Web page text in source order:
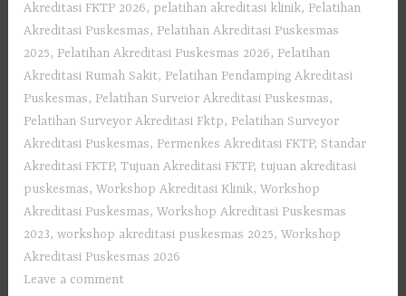
Akreditasi FKTP 2026, pelatihan akreditasi klinik, Pelatihan
Akreditasi Puskesmas, Pelatihan Akreditasi Puskesmas
2025, Pelatihan Akreditasi Puskesmas 2026, Pelatihan
Akreditasi Rumah Sakit, Pelatihan Pendamping Akreditasi
Puskesmas, Pelatihan Surveior Akreditasi Puskesmas,
Pelatihan Surveyor Akreditasi Fktp, Pelatihan Surveyor
Akreditasi Puskesmas, Permenkes Akreditasi FKTP, Standar
Akreditasi FKTP,Tujuan Akreditasi FKTP, tujuan akreditasi
puskesmas,Workshop Akreditasi Klinik,Workshop
Akreditasi Puskesmas,Workshop Akreditasi Puskesmas
2023,workshop akreditasi puskesmas 2025,Workshop
Akreditasi Puskesmas 2026
Leave a comment